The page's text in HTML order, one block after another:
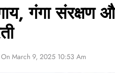
गंगा संरक्षण
On March 9, 2025 10:53 Am